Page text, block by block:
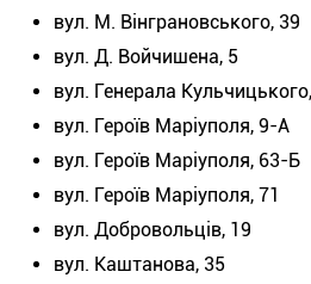
вул. М. Вінграновського, 39
вул. Д. Войчишена, 5
вул. Генерала
вул. Героїв Маріуполя, 9-А
вул. Героїв Маріуполя, 63-Б
вул. Героїв Маріуполя, 71
вул. Добровольців, 19
вул. Каштанова, 35